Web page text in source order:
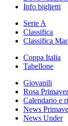
Info biglietti
Serie A
Classifica
Classifica
Coppa Italia
Tabellone
Giovanili
Rosa
Calendario e
News
News Under